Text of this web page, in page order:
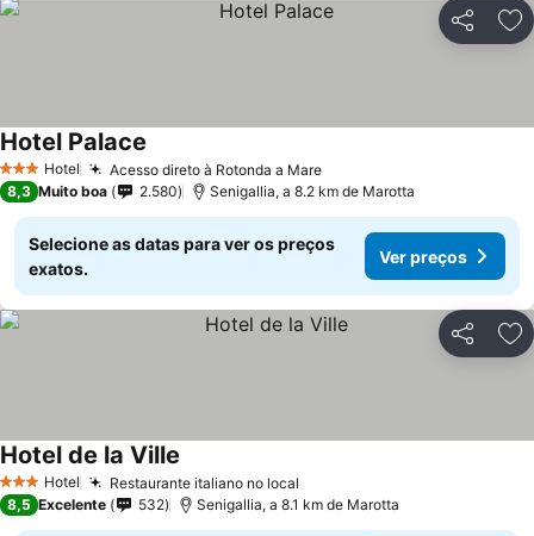
Partilhar
3 EstrelasHotel Acesso direto à Rotonda a MareVer preços
Hotel Palace
8,3 Muito boa 2.580 Senigallia, a 8.2 km de Marotta
Selecione as datas para ver os preços
exatos.
Ver preços
Partilhar
3 EstrelasHotel Restaurante italiano no local
Hotel de la Ville
8,5 Excelente 532 Senigallia, a 8.1 km de Marotta